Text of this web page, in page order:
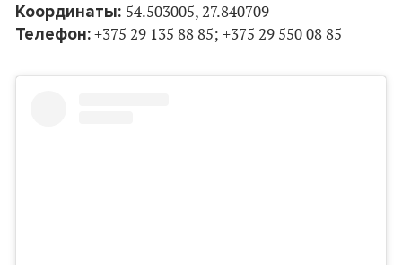
Координаты: 54.503005, 27.840709
Телефон: +375 29 135 88 85; +375 29 550 08 85